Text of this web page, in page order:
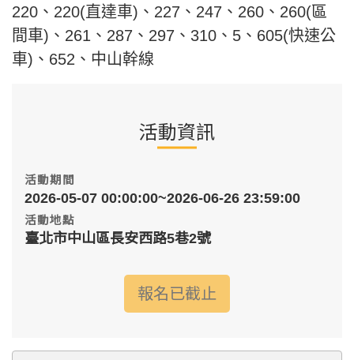
220、220(直達車)、227、247、260、260(區
間車)、261、287、297、310、5、605(快速公
車)、652、中山幹線
活動資訊
活動期間
2026-05-07 00:00:00~2026-06-26 23:59:00
活動地點
臺北市中山區長安西路5巷2號
報名已截止